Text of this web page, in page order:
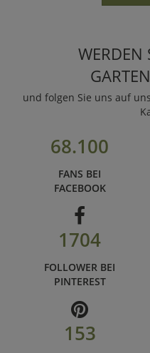
WERDEN
und folgen Sie uns auf
68.100
FANS BEI
FACEBOOK
1704
FOLLOWER BEI
PINTEREST
153